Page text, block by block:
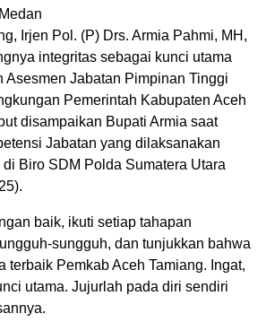
Irjen Pol. (P) Drs. Armia Pahmi, MH,
integritas sebagai kunci utama
Asesmen Jabatan Pimpinan Tinggi
Pemerintah Kabupaten Aceh
disampaikan Bupati Armia saat
Jabatan yang dilaksanakan
Biro SDM Polda Sumatera Utara
baik, ikuti setiap tahapan
sungguh, dan tunjukkan bahwa
terbaik Pemkab Aceh Tamiang. Ingat,
utama. Jujurlah pada diri sendiri